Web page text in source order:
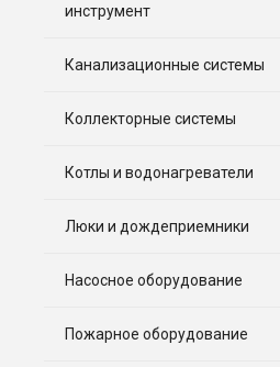
инструмент
Канализационные системы
Коллекторные системы
Котлы и водонагреватели
Люки и дождеприемники
Насосное оборудование
Пожарное оборудование